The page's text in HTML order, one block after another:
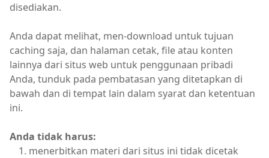
disediakan.
Anda dapat melihat, men-download untuk tujuan
caching saja, dan halaman cetak, file atau konten
lainnya dari situs web untuk penggunaan pribadi
Anda, tunduk pada pembatasan yang ditetapkan di
bawah dan di tempat lain dalam syarat dan ketentuan
ini.
Anda tidak harus:
menerbitkan materi dari situs ini tidak dicetak